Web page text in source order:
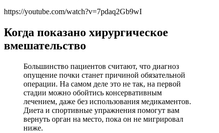
https://youtube.com/watch?v=7pdaq2Gb9wI
Когда показано хирургическое
вмешательство
Большинство пациентов считают, что диагноз
опущение почки станет причиной обязательной
операции. На самом деле это не так, на первой
стадии можно обойтись консервативным
лечением, даже без использования медикаментов.
Диета и спортивные упражнения помогут вам
вернуть орган на место, пока он не мигрировал
ниже.